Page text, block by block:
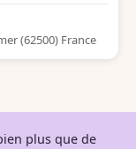
(62500) France
plus que de